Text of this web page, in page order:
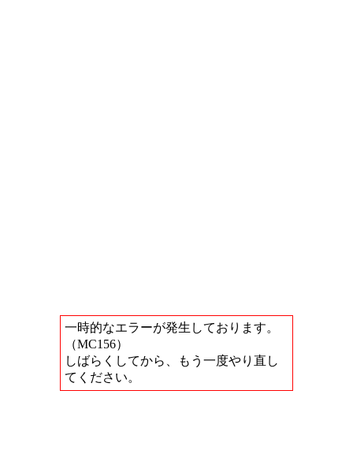
一時的なエラーが発生しております。
（MC156）
しばらくしてから、もう一度やり直し
てください。